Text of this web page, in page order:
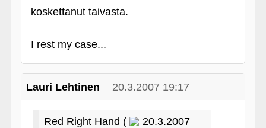
koskettanut taivasta.
I rest my case...
Lauri Lehtinen 20.3.2007 19:17
Red Right Hand (
20.3.2007